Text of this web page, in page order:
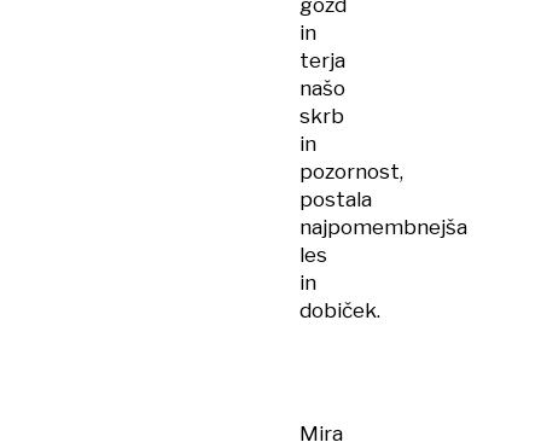
gozd
in
terja
našo
skrb
in
pozornost,
postala
najpomembnejša
les
in
dobiček.
Mira